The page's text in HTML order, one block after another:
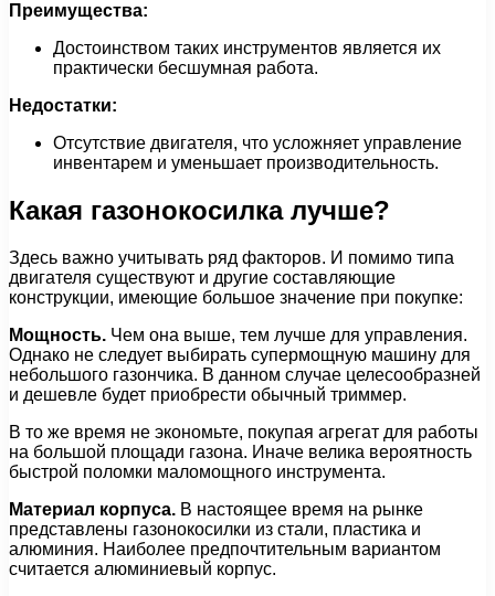
Преимущества:
Достоинством таких инструментов является их
практически бесшумная работа.
Недостатки:
Отсутствие двигателя, что усложняет управление
инвентарем и уменьшает производительность.
Какая газонокосилка лучше?
Здесь важно учитывать ряд факторов. И помимо типа
двигателя существуют и другие составляющие
конструкции, имеющие большое значение при покупке:
Мощность. Чем она выше, тем лучше для управления.
Однако не следует выбирать супермощную машину для
небольшого газончика. В данном случае целесообразней
и дешевле будет приобрести обычный триммер.
В то же время не экономьте, покупая агрегат для работы
на большой площади газона. Иначе велика вероятность
быстрой поломки маломощного инструмента.
Материал корпуса. В настоящее время на рынке
представлены газонокосилки из стали, пластика и
алюминия. Наиболее предпочтительным вариантом
считается алюминиевый корпус.